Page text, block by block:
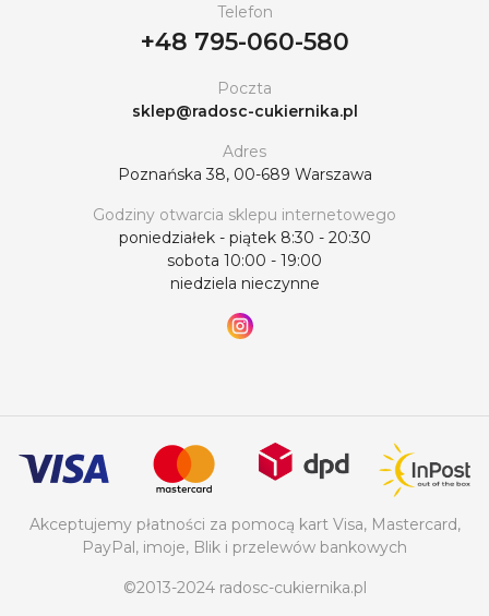
Telefon
+48 795-060-580
Poczta
sklep@radosc-cukiernika.pl
Adres
Poznańska 38, 00-689 Warszawa
Godziny otwarcia sklepu internetowego
poniedziałek - piątek 8:30 - 20:30
sobota 10:00 - 19:00
niedziela nieczynne
Akceptujemy płatności za pomocą kart Visa, Mastercard,
PayPal, imoje, Blik i przelewów bankowych
©2013-2024 radosc-cukiernika.pl